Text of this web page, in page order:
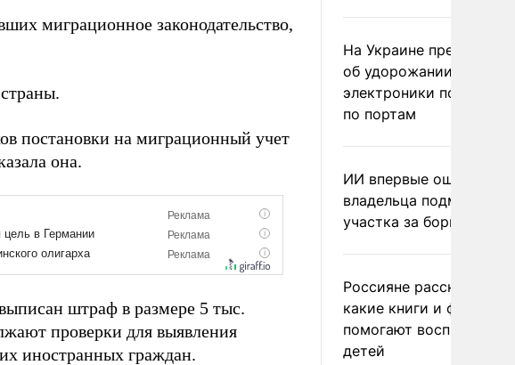
миграционное законодательство,
постановки на миграционный учет
она.
штраф в размере 5 тыс.
проверки для выявления
иностранных граждан.
На Украине
об удорожании
электроники после
по портам
ИИ впервые
владельца
участка за борщевик
Россияне рассказали,
какие книги и фильмы
помогают воспитывать
детей